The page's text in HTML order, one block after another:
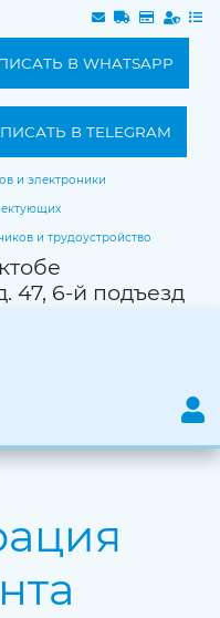
В WHATSAPP
В TELEGRAM
и электроники
и трудоустройство
47, 6-й подъезд